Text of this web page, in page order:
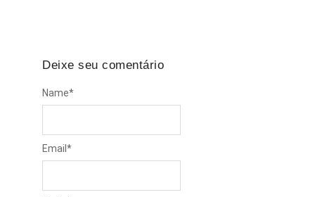
Deixe seu comentário
Name*
Email*